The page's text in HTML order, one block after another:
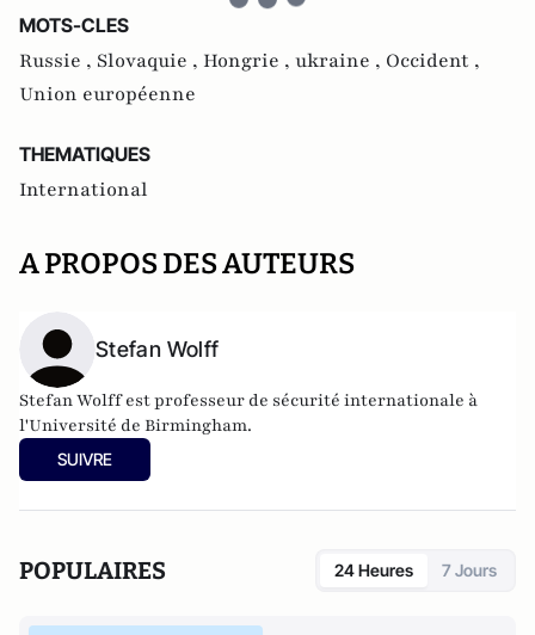
MOTS-CLES
Russie , Slovaquie , Hongrie , ukraine , Occident ,
Union européenne
THEMATIQUES
International
A PROPOS DES AUTEURS
Stefan Wolff
Stefan Wolff est professeur de sécurité internationale à
l'Université de Birmingham.
SUIVRE
POPULAIRES 24 Heures 7 Jours